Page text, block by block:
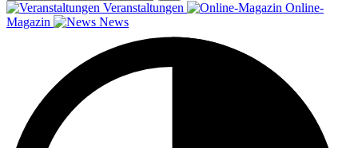
Veranstaltungen
Online-
Magazin
News